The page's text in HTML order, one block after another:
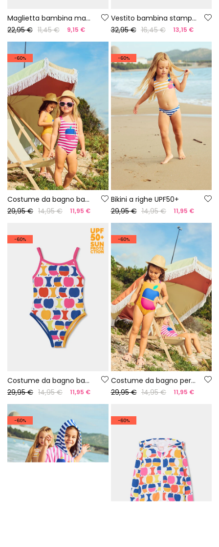
Maglietta bambina manica lunga bianco a punto
22,95 € 11,45 € 9,15 €
Vestito bambina stampato
32,95 € 16,45 € 13,15 €
-60%
Costume da bagno bambina a righe rosa e bianche UPF50+
29,95 € 14,95 € 11,95 €
-60%
Bikini a righe UPF50+
29,95 € 14,95 € 11,95 €
-60%
Costume da bagno bambina con stampa di mele UPF50+
29,95 € 14,95 € 11,95 €
-60%
Costume da bagno per bambina giallo UPF50+
29,95 € 14,95 € 11,95 €
-60% -60%